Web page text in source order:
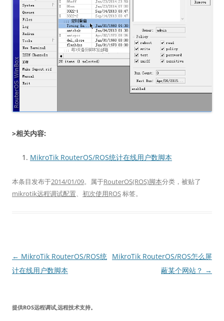
>相关内容:
MikroTik RouterOS/ROS统计在线用户数脚本
本条目发布于2014/01/09。属于RouterOS(ROS)脚本分类，被贴了
mikrotik远程调试配置、 初次使用ROS标签。
文
章
← MikroTik RouterOS/ROS统
计在线用户数脚本
MikroTik RouterOS/ROS怎么屏
蔽某个网站？ →
提供ROS远程调试,远程技术支持。